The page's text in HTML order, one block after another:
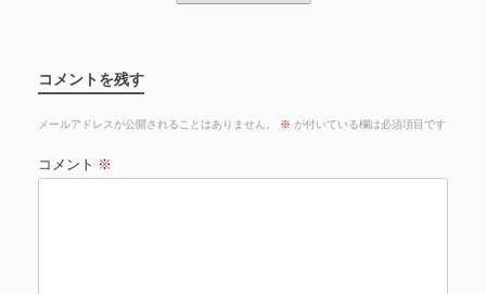
コメントを残す
メールアドレスが公開されることはありません。 ※ が付いている欄は必須項目です
コメント ※